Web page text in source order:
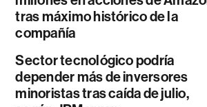
tras máximo histórico de la
compañía
Sector tecnológico podría
depender más de inversores
minoristas tras caída de julio,